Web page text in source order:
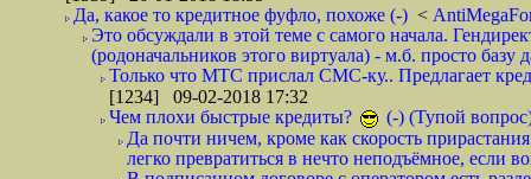
Да, какое то кредитное фуфло, похоже (-) <
Это обсуждали в этой теме с самого начала.
(родоначальников этого виртуала) - м.б. просто
Только что МТС прислал СМС-ку.. Предлагает
[1234] 09-02-2018 17:32
Чем плохи быстрые кредиты?
(-) (Тупой
Да почти ничем, кроме как скорость
легко превратиться в нечто неподъёмное, если